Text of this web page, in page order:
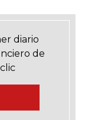
diario
de